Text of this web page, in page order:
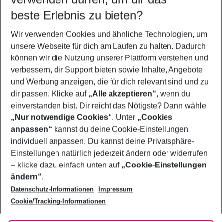
5-8 Nächte
2 Erwachsene Keine Kinder
Mehr Filter anzeigen
Footer
Footer navigation
Über uns
AGB
Bestpreisgarantie
Cookie-Einstellungen ändern
Cookie-Richtlinie
Agenturbetreuung
Barrierefreies Reisen
Folge uns
beste Erlebnis zu bieten?
Wir verwenden Cookies und ähnliche Technologien, um
unsere Webseite für dich am Laufen zu halten. Dadurch
können wir die Nutzung unserer Plattform verstehen und
verbessern, dir Support bieten sowie Inhalte, Angebote
und Werbung anzeigen, die für dich relevant sind und zu
dir passen. Klicke auf „Alle akzeptieren“, wenn du
einverstanden bist. Dir reicht das Nötigste? Dann wähle
„Nur notwendige Cookies“. Unter „Cookies
anpassen“ kannst du deine Cookie-Einstellungen
individuell anpassen. Du kannst deine Privatsphäre-
Einstellungen natürlich jederzeit ändern oder widerrufen
– klicke dazu einfach unten auf „Cookie-Einstellungen
ändern“.
Datenschutz-Informationen
Impressum
Cookie/Tracking-Informationen